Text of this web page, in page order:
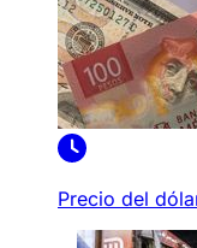
Precio del